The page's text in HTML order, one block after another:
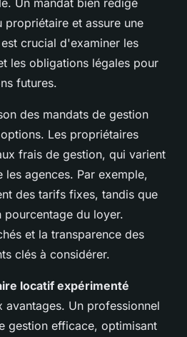
propriétaire et assure une
crucial d'examiner les
les obligations légales pour
futures.
des mandats de gestion
Les propriétaires
frais de gestion, qui varient
les agences. Par exemple,
des tarifs fixes, tandis que
du loyer.
et la transparence des
clés à considérer.
locatif expérimenté
avantages. Un professionnel
gestion efficace, optimisant